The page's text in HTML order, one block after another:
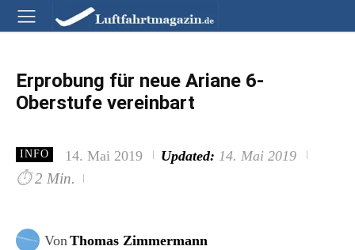
Erprobung für neue Ariane 6-
Oberstufe vereinbart
INFO 14. Mai 2019 Updated: 14. Mai 2019
⏱ 2 Min.
VonThomas Zimmermann